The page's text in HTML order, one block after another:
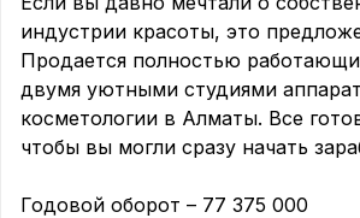
индустрии красоты, это
Продается полностью
двумя уютными студиями
косметологии в Алматы. Все
чтобы вы могли сразу начать
Годовой оборот – 77 375 000